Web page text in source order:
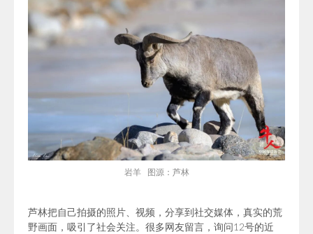
岩羊 图源：芦林
芦林把自己拍摄的照片、视频，分享到社交媒体，真实的荒
野画面，吸引了社会关注。很多网友留言，询问12号的近